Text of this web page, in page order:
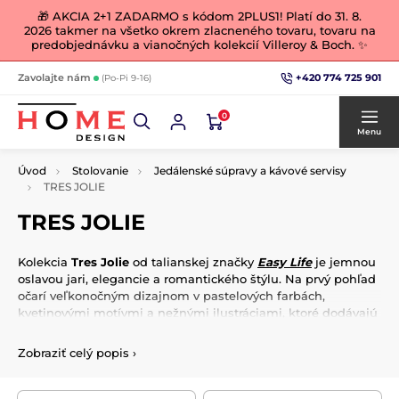
🎁 AKCIA 2+1 ZADARMO s kódom 2PLUS1! Platí do 31. 8.
2026 takmer na všetko okrem zlacneného tovaru, tovaru na
predobjednávku a vianočných kolekcií Villeroy & Boch. ✨
Zavolajte nám (Po-Pi 9-16) +420 774 725 901
0
Menu
Úvod Stolovanie
Jedálenské súpravy a kávové servisy
TRES JOLIE
TRES JOLIE
Kolekcia Tres Jolie od talianskej značky Easy Lifeje jemnou
oslavou jari, elegancie a romantického štýlu. Na prvý pohľad
očarí veľkonočným dizajnom v pastelových farbách,
kvetinovými motívmi a nežnými ilustráciami, ktoré dodávajú
pôsobí ľahko, dekoratívne a nadčasovo – ideálny na
veľkonočné stolovanie
Tres Jolie ponúkakompletnú kolekciupre krásne prestretý
Zobraziť celý popis ›